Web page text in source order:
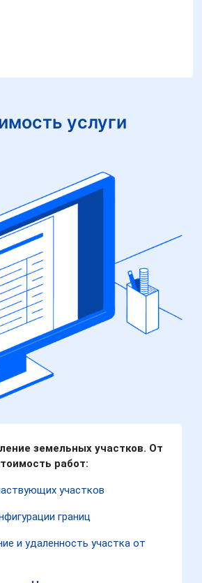
услуги
земельных участков. От
работ:
участков
границ
и удаленность участка от